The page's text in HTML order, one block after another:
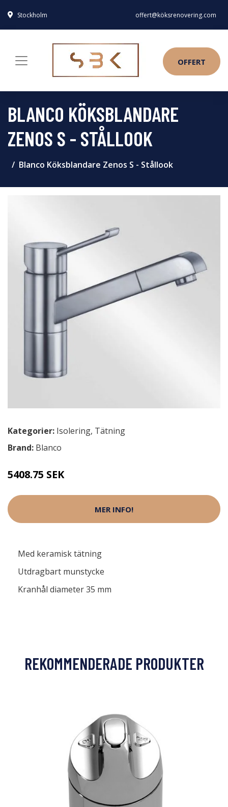
Stockholm offert@köksrenovering.com
OFFERT
BLANCO KÖKSBLANDARE
ZENOS S - STÅLLOOK
Blanco Köksblandare Zenos S - Stållook
Kategorier: Isolering, Tätning
Brand: Blanco
5408.75 SEK
MER INFO!
Med keramisk tätning
Utdragbart munstycke
Kranhål diameter 35 mm
REKOMMENDERADE PRODUKTER